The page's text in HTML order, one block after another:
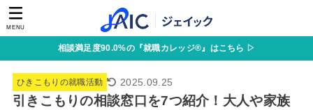
MENU
相談満足度90.0%の『就職カレッジ®』はこちら ▷
ひきこもりの就職活動 2025.09.25
引きこもりの相談窓口を7つ紹介！大人や家族